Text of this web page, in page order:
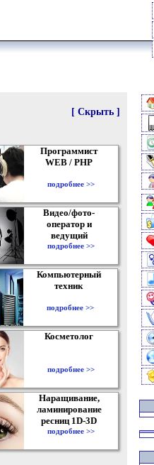
[ Скрыть ]
Программист
WEB / PHP
подробнее >>
Видео/фото-
оператор и
ведущий
подробнее >>
Компьютерный
техник
подробнее >>
Косметолог
подробнее >>
Наращивание,
ламинирование
ресниц 1D-3D
подробнее >>